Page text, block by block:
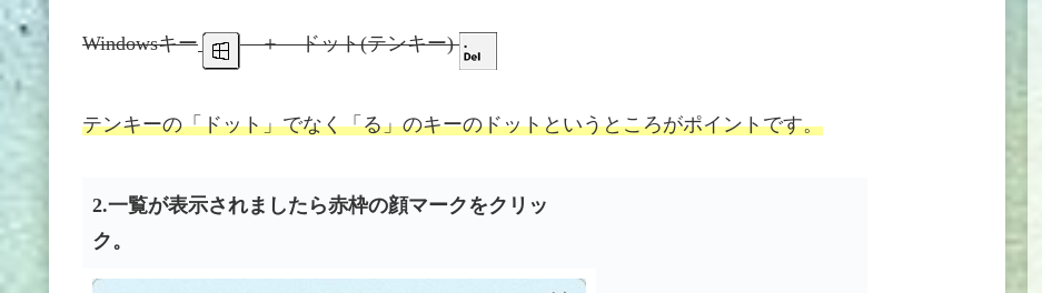
Windowsキー ＋ ドット(テンキー)
テンキーの「ドット」でなく「る」のキーのドットというところがポイントです。
2.一覧が表示されましたら赤枠の顔マークをクリッ
ク。